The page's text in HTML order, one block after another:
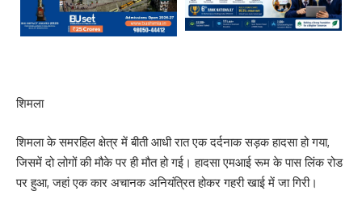
शिमला
शिमला के समरहिल क्षेत्र में बीती आधी रात एक दर्दनाक सड़क हादसा हो गया,
जिसमें दो लोगों की मौके पर ही मौत हो गई। हादसा एमआई रूम के पास लिंक रोड
पर हुआ, जहां एक कार अचानक अनियंत्रित होकर गहरी खाई में जा गिरी।